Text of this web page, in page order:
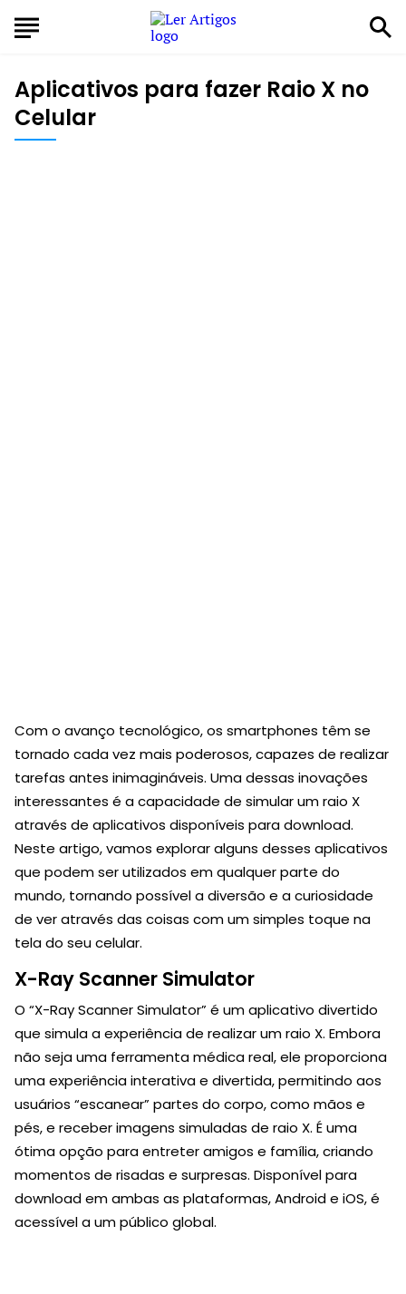
Aplicativos para fazer Raio X no
Celular
Com o avanço tecnológico, os smartphones têm se
tornado cada vez mais poderosos, capazes de realizar
tarefas antes inimagináveis. Uma dessas inovações
interessantes é a capacidade de simular um raio X
através de aplicativos disponíveis para download.
Neste artigo, vamos explorar alguns desses aplicativos
que podem ser utilizados em qualquer parte do
mundo, tornando possível a diversão e a curiosidade
de ver através das coisas com um simples toque na
tela do seu celular.
X-Ray Scanner Simulator
O “X-Ray Scanner Simulator” é um aplicativo divertido
que simula a experiência de realizar um raio X. Embora
não seja uma ferramenta médica real, ele proporciona
uma experiência interativa e divertida, permitindo aos
usuários “escanear” partes do corpo, como mãos e
pés, e receber imagens simuladas de raio X. É uma
ótima opção para entreter amigos e família, criando
momentos de risadas e surpresas. Disponível para
download em ambas as plataformas, Android e iOS, é
acessível a um público global.